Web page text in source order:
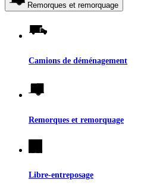
Remorques et remorquage
Camions de déménagement
Remorques et remorquage
Libre-entreposage